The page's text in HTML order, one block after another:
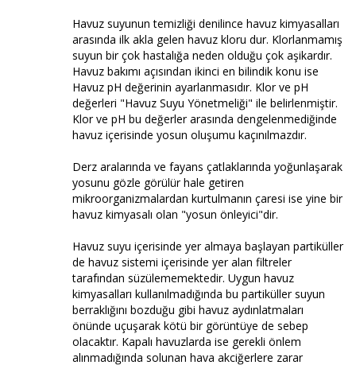
Havuz suyunun temizliği denilince havuz kimyasalları
arasında ilk akla gelen havuz kloru dur. Klorlanmamış
suyun bir çok hastalığa neden olduğu çok aşikardır.
Havuz bakımı açısından ikinci en bilindik konu ise
Havuz pH değerinin ayarlanmasıdır. Klor ve pH
değerleri "Havuz Suyu Yönetmeliği" ile belirlenmiştir.
Klor ve pH bu değerler arasında dengelenmediğinde
havuz içerisinde yosun oluşumu kaçınılmazdır.
Derz aralarında ve fayans çatlaklarında yoğunlaşarak
yosunu gözle görülür hale getiren
mikroorganizmalardan kurtulmanın çaresi ise yine bir
havuz kimyasalı olan "yosun önleyici"dir.
Havuz suyu içerisinde yer almaya başlayan partiküller
de havuz sistemi içerisinde yer alan filtreler
tarafından süzülememektedir. Uygun havuz
kimyasalları kullanılmadığında bu partiküller suyun
berraklığını bozduğu gibi havuz aydınlatmaları
önünde uçuşarak kötü bir görüntüye de sebep
olacaktır. Kapalı havuzlarda ise gerekli önlem
alınmadığında solunan hava akciğerlere zarar